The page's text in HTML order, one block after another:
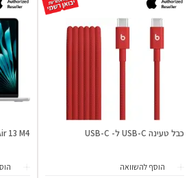
כבל טעינה USB-C ל- USB-C
הוסף להשוואה
13 M4